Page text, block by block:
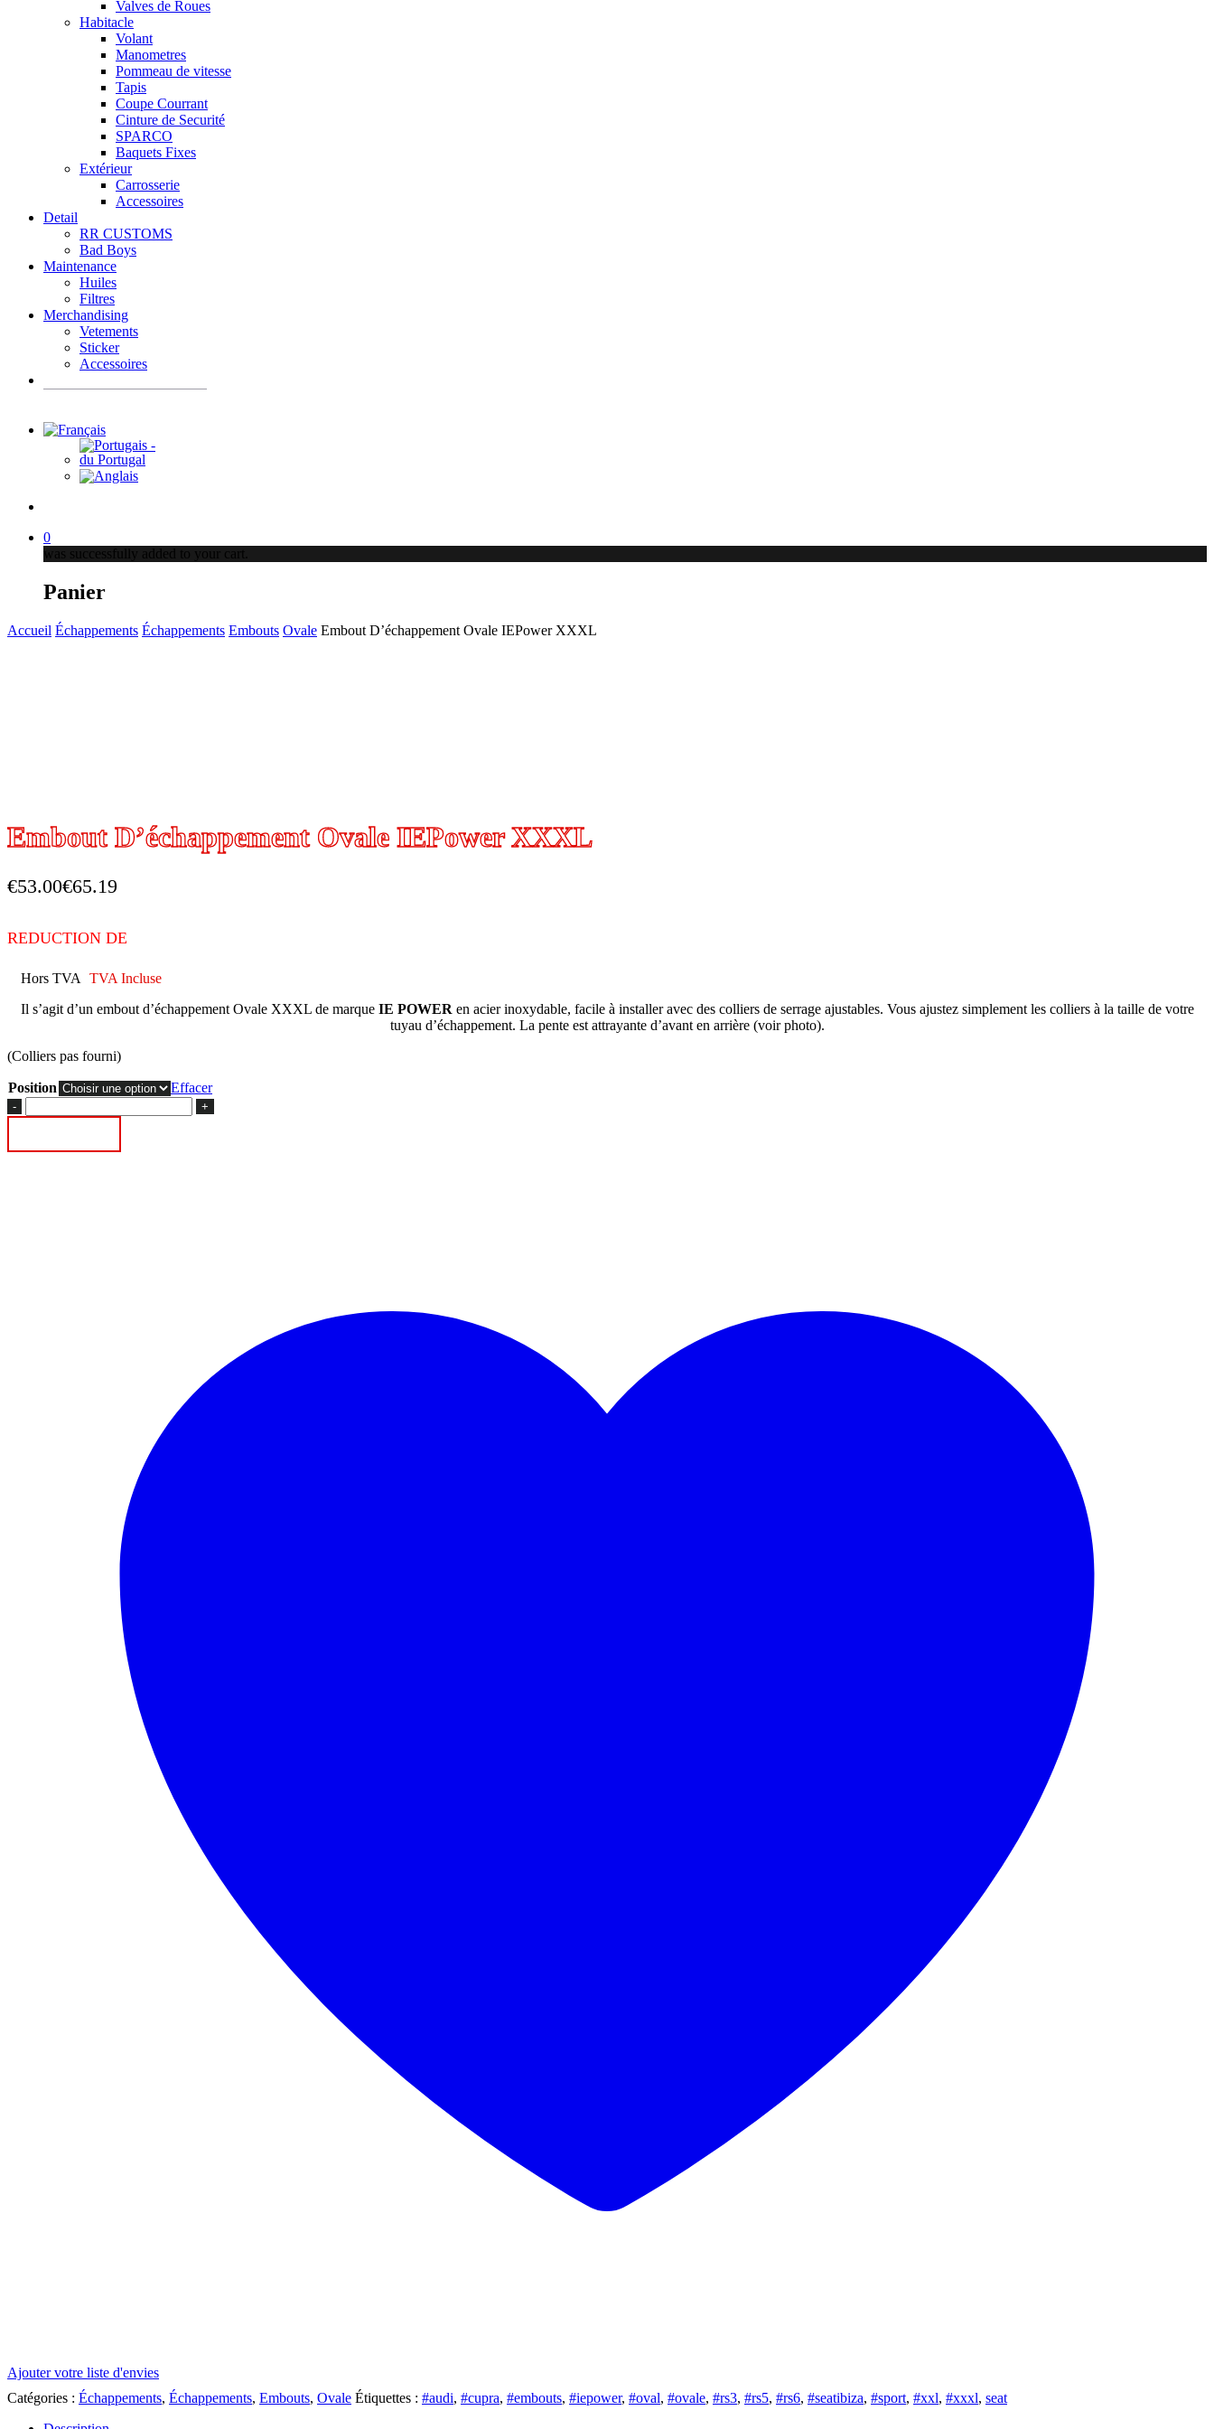
Valves de Roues
Habitacle
Volant
Manometres
Pommeau de vitesse
Tapis
Coupe Courrant
Cinture de Securité
SPARCO
Baquets Fixes
Extérieur
Carrosserie
Accessoires
Detail
RR CUSTOMS
Bad Boys
Maintenance
Huiles
Filtres
Merchandising
Vetements
Sticker
Accessoires
0
was successfully added to your cart.
Panier
Accueil Échappements Échappements Embouts Ovale Embout D’échappement Ovale IEPower XXXL
Embout D’échappement Ovale IEPower XXXL
€53.00€65.19
REDUCTION DE
Hors TVA
TVA Incluse
Il s’agit d’un embout d’échappement Ovale XXXL de marque IE POWER en acier inoxydable, facile à installer avec des colliers de serrage ajustables. Vous ajustez simplement les colliers à la taille de votre
tuyau d’échappement. La pente est attrayante d’avant en arrière (voir photo).
(Colliers pas fourni)
Position
Effacer
de
D’échappement
Ajouter votre liste d'envies
Catégories : Échappements, Échappements, Embouts, Ovale Étiquettes : #audi, #cupra, #embouts, #iepower, #oval, #ovale, #rs3, #rs5, #rs6, #seatibiza, #sport, #xxl, #xxxl, seat